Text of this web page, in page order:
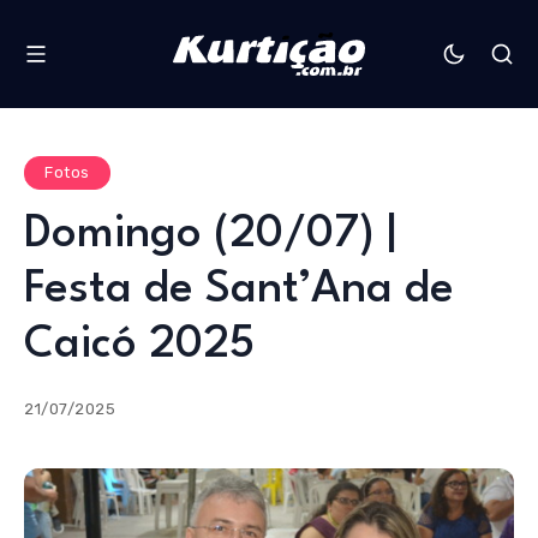
Fotos
Domingo (20/07) |
Festa de Sant’Ana de
Caicó 2025
21/07/2025